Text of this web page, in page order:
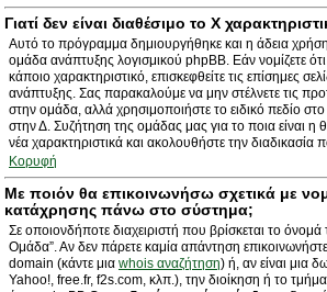
Γιατί δεν είναι διαθέσιμο το Χ
Αυτό το πρόγραμμα δημιουργήθηκε και η άδεια
ομάδα ανάπτυξης λογισμικού phpBB. Εάν νομίζετε
κάποιο χαρακτηριστικό, επισκεφθείτε τις επίσημες
ανάπτυξης. Σας παρακαλούμε να μην στέλνετε τις
στην ομάδα, αλλά χρησιμοποιήστε το ειδικό πεδίο
στην Δ. Συζήτηση της ομάδας μας για το ποια είναι
νέα χαρακτηριστικά και ακολουθήστε την διαδικασία
Κορυφή
Με ποιόν θα επικοινωνήσω σχετικά με
κατάχρησης πάνω στο σύστημα;
Σε οποιονδήποτε διαχειριστή που βρίσκεται το όνομά
Ομάδα”. Αν δεν πάρετε καμία απάντηση επικοινωνήστε
domain (κάντε μια whois αναζήτηση) ή, αν είναι μια
Yahoo!, free.fr, f2s.com, κλπ.), την διοίκηση ή το